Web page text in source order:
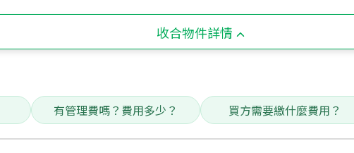
收合物件詳情
有管理費嗎？費用多少？ 買方需要繳什麼費用？